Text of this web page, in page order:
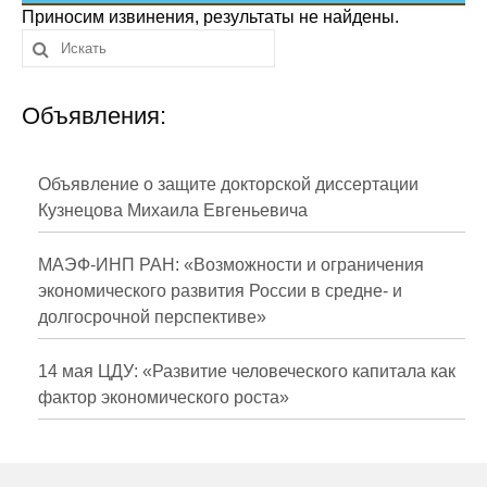
Сотрудники
Отчетность
Противодействие коррупции
Публикации
Научная жизнь
Издания
Проблемы прогнозирования
О журнале
Приносим извинения, результаты не найдены.
Объявления:
Объявление о защите докторской диссертации
Кузнецова Михаила Евгеньевича
МАЭФ-ИНП РАН: «Возможности и ограничения
экономического развития России в средне- и
долгосрочной перспективе»
14 мая ЦДУ: «Развитие человеческого капитала как
фактор экономического роста»